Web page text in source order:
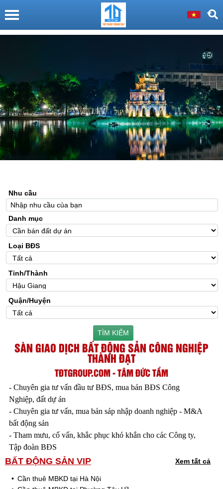
Nhu cầu
Danh mục
Loại BĐS
Tỉnh/Thành
Quận/Huyện
TÌM KIẾM
SÀN GIAO DỊCH BẤT ĐỘNG SẢN CÔNG NGHIỆP
THÀNH ĐẠT
TĐTGROUP.COM - TÂM ĐỨC TẦM
- Chuyên gia tư vấn đầu tư BĐS, mua bán BĐS Công
Nghiệp, đất dự án
- Chuyên gia tư vấn, mua bán sáp nhập doanh nghiệp - M&A
bất động sản
- Tham mưu, cố vấn, khắc phục khó khắn cho các Công ty,
Tập đoàn BĐS
BẤT ĐỘNG SẢN VIP Xem tất cả
Cần thuê MBKD tại Hà Nội